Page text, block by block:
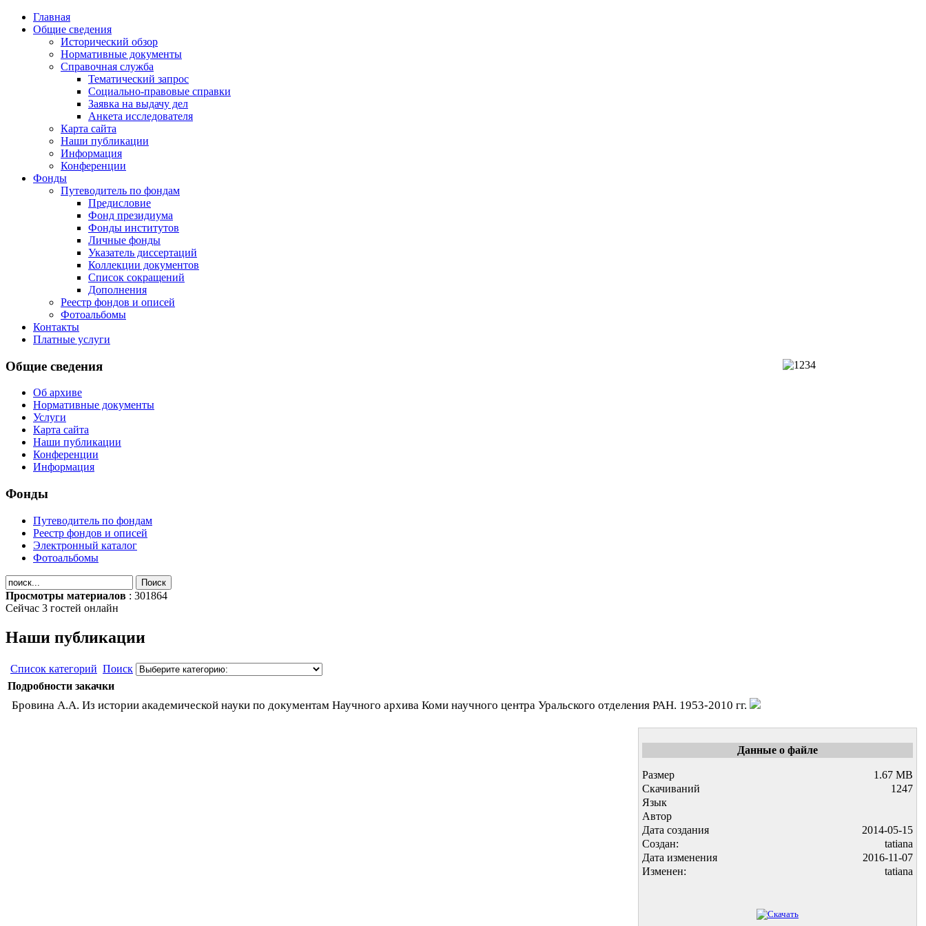
Главная
Общие сведения
Исторический обзор
Нормативные документы
Справочная служба
Тематический запрос
Социально-правовые справки
Заявка на выдачу дел
Анкета исследователя
Карта сайта
Наши публикации
Информация
Конференции
Фонды
Путеводитель по фондам
Предисловие
Фонд президиума
Фонды институтов
Личные фонды
Указатель диссертаций
Коллекции документов
Список сокращений
Дополнения
Реестр фондов и описей
Фотоальбомы
Контакты
Платные услуги
Общие сведения
Об архиве
Нормативные документы
Услуги
Карта сайта
Наши публикации
Конференции
Информация
Фонды
Путеводитель по фондам
Реестр фондов и описей
Электронный каталог
Фотоальбомы
Просмотры материалов : 301864
Сейчас 3 гостей онлайн
Наши публикации
Список категорий Поиск
Подробности закачки
Бровина А.А. Из истории академической науки по документам Научного архива Коми научного центра Уральского отделения РАН. 1953-2010 гг.
Данные о файле
Размер
1.67 MB
Скачиваний
1247
Язык
Автор
Дата создания
2014-05-15
Создан:
tatiana
Дата изменения
2016-11-07
Изменен:
tatiana